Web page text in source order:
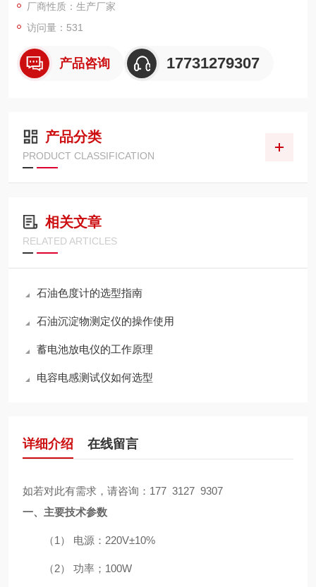
厂商性质：生产厂家
访问量：531
产品咨询 17731279307
产品分类
PRODUCT CLASSIFICATION
相关文章
RELATED ARTICLES
石油色度计的选型指南
石油沉淀物测定仪的操作使用
蓄电池放电仪的工作原理
电容电感测试仪如何选型
详细介绍 在线留言
如若对此有需求，请咨询： 177 3127 9307
一、 主要技术参数
（1） 电源： 220V±10%
（2） 功率； 100W